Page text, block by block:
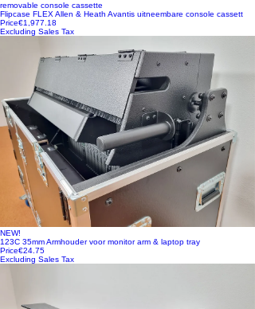
removable console cassette
Flipcase FLEX Allen & Heath Avantis uitneembare console cassett
Price€1,977.18
Excluding Sales Tax
NEW!
123C 35mm Armhouder voor monitor arm & laptop tray
Price€24.75
Excluding Sales Tax